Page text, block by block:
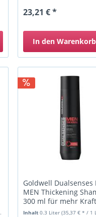
23,21 € *
In den Warenkorb
Goldwell Dualsenses
MEN Thickening
300 ml für mehr
Inhalt 0.3 Liter (35,37 € * / 1